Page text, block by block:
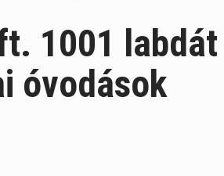
1001 labdát
óvodások